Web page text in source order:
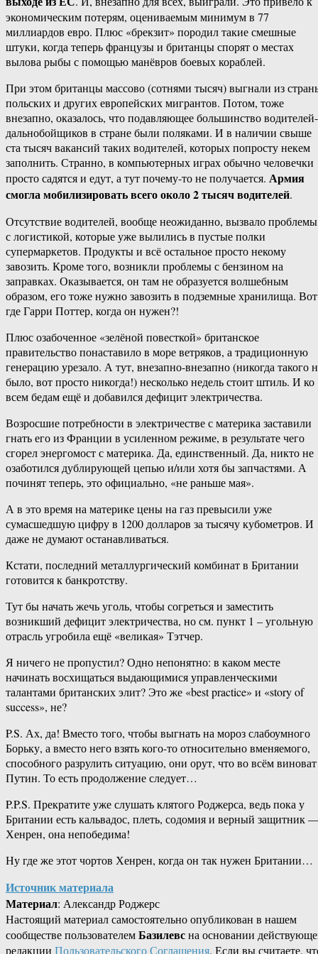
экономическим потерям, оцениваемым минимум в 77
миллиардов евро. Плюс «брекзит» породил такие смешные
штуки, когда теперь французы и британцы спорят о местах
вылова рыбы с помощью манёвров боевых кораблей.
При этом британцы массово (сотнями тысяч) выгнали из
польских и других европейских мигрантов. Потом, тоже
внезапно, оказалось, что подавляющее большинство водителей-
дальнобойщиков в стране были поляками. И в наличии свыше
ста тысяч вакансий таких водителей, которых попросту некем
заполнить. Странно, в компьютерных играх обычно человечки
просто садятся и едут, а тут почему-то не получается. Армия
смогла мобилизировать всего около 2 тысяч водителей.
Отсутствие водителей, вообще неожиданно, вызвало проблемы
с логистикой, которые уже вылились в пустые полки
супермаркетов. Продукты и всё остальное просто некому
завозить. Кроме того, возникли проблемы с бензином на
заправках. Оказывается, он там не образуется волшебным
образом, его тоже нужно завозить в подземные хранилища. Вот
где Гарри Поттер, когда он нужен?!
Плюс озабоченное «зелёной повесткой» британское
правительство понаставило в море ветряков, а традиционную
генерацию урезало. А тут, внезапно-внезапно (никогда такого
было, вот просто никогда!) несколько недель стоит штиль. И ко
всем бедам ещё и добавился дефицит электричества.
Возросшие потребности в электричестве с материка заставили
гнать его из Франции в усиленном режиме, в результате чего
сгорел энергомост с материка. Да, единственный. Да, никто не
озаботился дублирующей цепью и/или хотя бы запчастями. А
починят теперь, это официально, «не раньше мая».
А в это время на материке цены на газ превысили уже
сумасшедшую цифру в 1200 долларов за тысячу кубометров. И
даже не думают останавливаться.
Кстати, последний металлургический комбинат в Британии
готовится к банкротству.
Тут бы начать жечь уголь, чтобы согреться и заместить
возникший дефицит электричества, но см. пункт 1 – угольную
отрасль угробила ещё «великая» Тэтчер.
Я ничего не пропустил? Одно непонятно: в каком месте
начинать восхищаться выдающимися управленческими
талантами британских элит? Это же «best practice» и «story of
success», не?
P.S. Ах, да! Вместо того, чтобы выгнать на мороз слабоумного
Борьку, а вместо него взять кого-то относительно вменяемого,
способного разрулить ситуацию, они орут, что во всём виноват
Путин. То есть продолжение следует…
P.P.S. Прекратите уже слушать клятого Роджерса, ведь пока у
Британии есть кальвадос, плеть, содомия и верный защитник
Хенрен, она непобедима!
Ну где же этот чортов Хенрен, когда он так нужен Британии…
Источник материала
Материал: Александр Роджерс
Настоящий материал самостоятельно опубликован в нашем
сообществе пользователемБазилевсна основании
редакции Пользовательского Соглашения. Если вы считаете,